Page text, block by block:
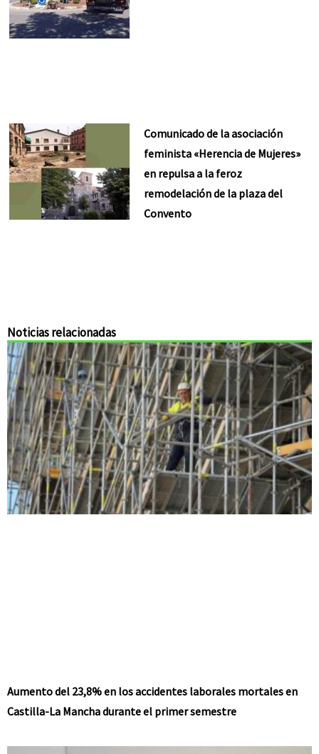
Comunicado de la asociación
feminista «Herencia de Mujeres»
en repulsa a la feroz
remodelación de la plaza del
Convento
Noticias relacionadas
Aumento del 23,8% en los accidentes laborales mortales en
Castilla-La Mancha durante el primer semestre